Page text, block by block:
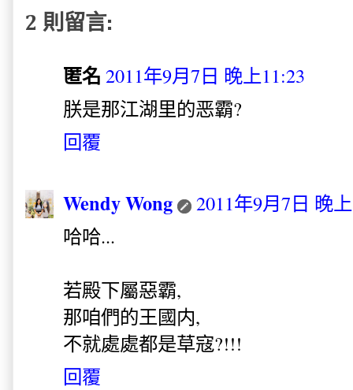
2 則留言:
匿名 2011年9月7日 晚上11:23
朕是那江湖里的恶霸?
回覆
Wendy Wong
2011年9月7日 晚
哈哈...
若殿下屬惡霸,
那咱們的王國内,
不就處處都是草寇?!!!
回覆